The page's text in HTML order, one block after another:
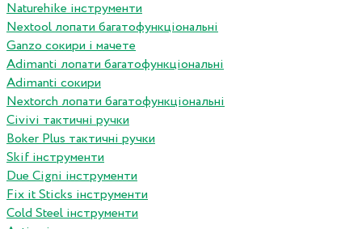
Naturehike інструменти
Nextool лопати багатофункціональні
Ganzo сокири і мачете
Adimanti лопати багатофункціональні
Adimanti сокири
Nextorch лопати багатофункціональні
Сivivi тактичні ручки
Boker Plus тактичні ручки
Skif інструменти
Due Cigni інструменти
Fix it Sticks інструменти
Сold Steel інструменти